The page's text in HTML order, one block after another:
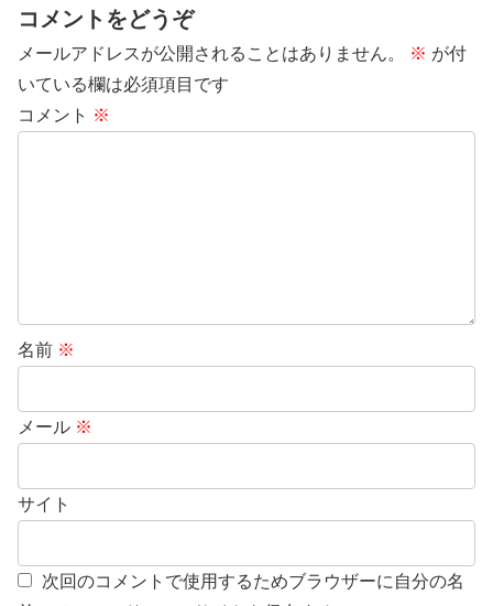
コメントをどうぞ
メールアドレスが公開されることはありません。 ※ が付
いている欄は必須項目です
コメント ※
名前 ※
メール ※
サイト
次回のコメントで使用するためブラウザーに自分の名